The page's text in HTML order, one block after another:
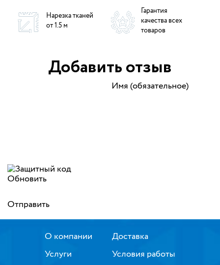
Нарезка тканей
от 1.5 м
Гарантия
качества всех
товаров
Добавить отзыв
Имя (обязательное)
Обновить
Отправить
О компании
Услуги
Доставка
Условия работы